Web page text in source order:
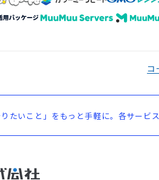
コ
たいこと」をもっと手軽に。各サービ